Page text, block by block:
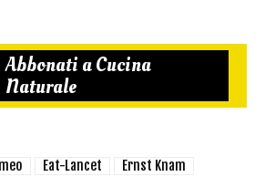
Abbonati a Cucina
Naturale
Eat-Lancet
Ernst Knam